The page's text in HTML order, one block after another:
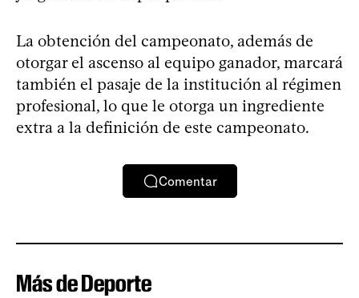
La obtención del campeonato, además de
otorgar el ascenso al equipo ganador, marcará
también el pasaje de la institución al régimen
profesional, lo que le otorga un ingrediente
extra a la definición de este campeonato.
Comentar
Más de Deporte